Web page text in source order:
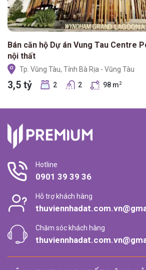
Bán căn hộ Dự án Vung Tau Centre
nội thất
Tp. Vũng Tàu, Tỉnh Bà Rịa - Vũng Tàu
3,5 tỷ 2 2 98 m 2
Hotline
0901 39 39 36
Hỗ trợ khách hàng
Chăm sóc khách hàng